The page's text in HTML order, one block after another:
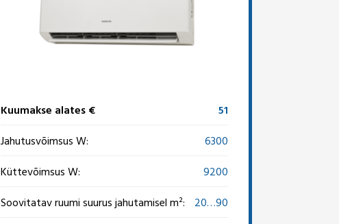
Kuumakse alates €
51
Jahutusvõimsus W:
6300
Küttevõimsus W:
9200
Soovitatav ruumi suurus jahutamisel m²:
20…90